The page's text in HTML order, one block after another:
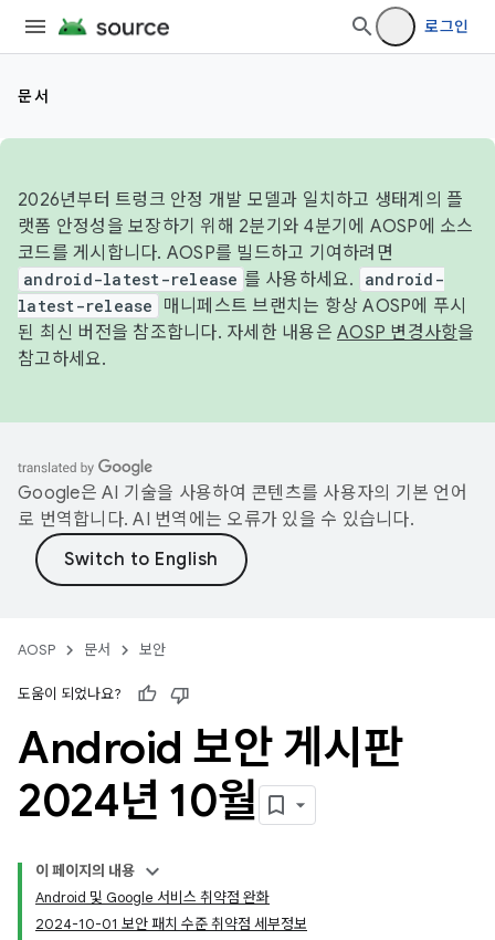
로그인
문서
2026년부터 트렁크 안정 개발 모델과 일치하고 생태계의 플
랫폼 안정성을 보장하기 위해 2분기와 4분기에 AOSP에 소스
코드를 게시합니다. AOSP를 빌드하고 기여하려면
android-latest-release 를 사용하세요.
android-
latest-release
매니페스트 브랜치는 항상 AOSP에 푸시
된 최신 버전을 참조합니다. 자세한 내용은 AOSP 변경사항을
참고하세요.
Google은 AI 기술을 사용하여 콘텐츠를 사용자의 기본 언어
로 번역합니다. AI 번역에는 오류가 있을 수 있습니다.
AOSP 문서 보안
도움이 되었나요?
Android 보안 게시판
2024년 10월
이 페이지의 내용
Android 및 Google 서비스 취약점 완화
2024-10-01 보안 패치 수준 취약점 세부정보